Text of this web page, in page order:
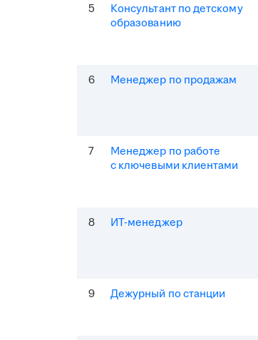
5
Консультант по детскому
образованию
6 Менеджер по продажам
7
Менеджер по работе
с ключевыми клиентами
8 ИТ-менеджер
9 Дежурный по станции